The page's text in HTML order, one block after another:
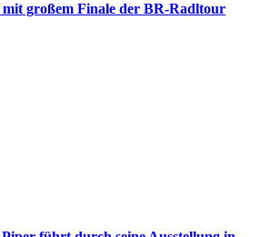
mit großem Finale der BR-Radltour